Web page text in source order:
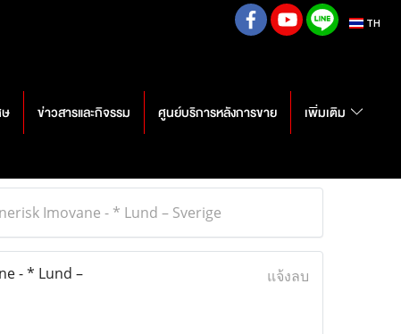
TH
ข่าวสารและกิจรรม ศูนย์บริการหลังการขาย เพิ่มเติม
Imovane - * Lund – Sverige
- * Lund –
แจ้งลบ